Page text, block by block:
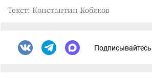
Текст: Константин Кобяков